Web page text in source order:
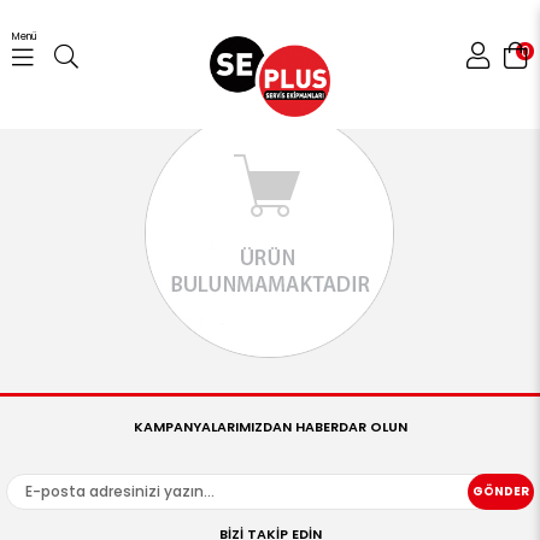
0
Menü
KAMPANYALARIMIZDAN HABERDAR OLUN
GÖNDER
BİZİ TAKİP EDİN